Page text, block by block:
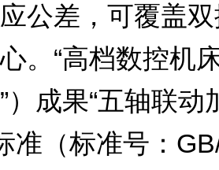
公差，可覆盖
。“高档数控机
）成果“五轴联
准（标准号：